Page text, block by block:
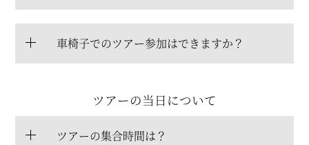
車椅子でのツアー参加はできますか？
ツアーの当日について
ツアーの集合時間は？